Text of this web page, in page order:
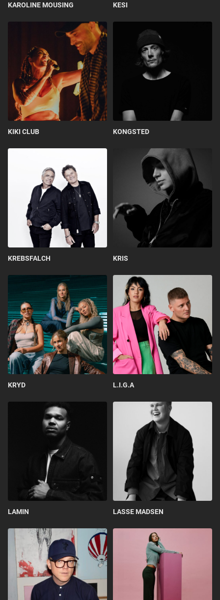
KAROLINE MOUSING KESI
KIKI CLUB KONGSTED
KREBSFALCH KRIS
KRYD L.I.G.A
LAMIN LASSE MADSEN